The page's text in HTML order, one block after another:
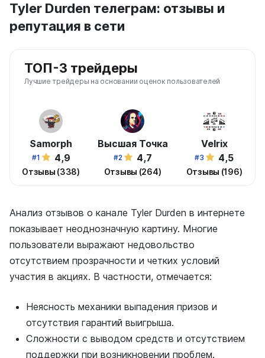
Tyler Durden телеграм: отзывы и
репутация в сети
ТОП-3 трейдеры
Лучшие трейдеры на основании оценок пользователей
Samorph
#1 4,9
Отзывы (338)
Высшая Точка
#2 4,7
Отзывы (264)
Velrix
#3 4,5
Отзывы (196)
Анализ отзывов о канале Tyler Durden в интернете
показывает неоднозначную картину. Многие
пользователи выражают недовольство
отсутствием прозрачности и четких условий
участия в акциях. В частности, отмечается:
Неясность механики выпадения призов и
отсутствия гарантий выигрыша.
Сложности с выводом средств и отсутствием
поддержки при возникновении проблем.